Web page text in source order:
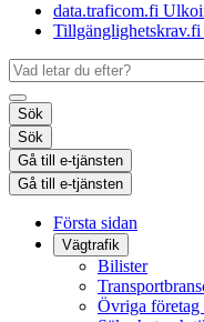
data.traficom.fi
Tillgänglighetskrav.fi
Sök
Sök
Gå till e-tjänsten
Gå till e-tjänsten
Första sidan
Vägtrafik
Bilister
Övriga